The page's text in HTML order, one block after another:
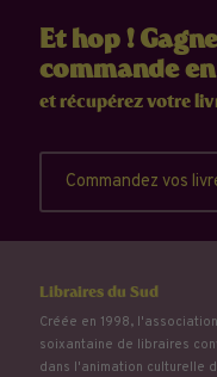
Et hop !
commande
et récupérez votre
Commandez vos
Libraires du Sud
Créée en 1998,
soixantaine de libraires
dans l'animation culturelle